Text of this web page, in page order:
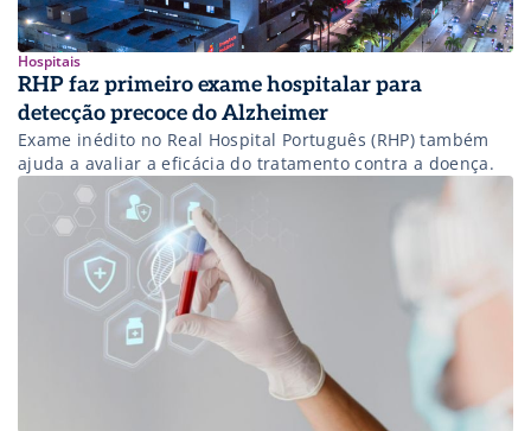
Hospitais
RHP faz primeiro exame hospitalar para
detecção precoce do Alzheimer
Exame inédito no Real Hospital Português (RHP) também
ajuda a avaliar a eficácia do tratamento contra a doença.